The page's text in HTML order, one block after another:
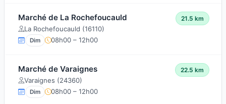
Marché de La Rochefoucauld
La Rochefoucauld (16110)
21.5 km
Dim 08h00 – 12h00
Marché de Varaignes
Varaignes (24360)
22.5 km
Dim 08h00 – 12h00